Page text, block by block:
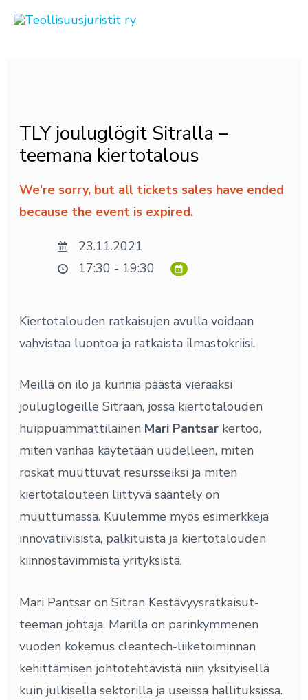
Siirry
TLY jouluglögit Sitralla –
teemana kiertotalous
We're sorry, but all tickets sales have ended
because the event is expired.
23.11.2021
17:30 - 19:30
Kiertotalouden ratkaisujen avulla voidaan
vahvistaa luontoa ja ratkaista ilmastokriisi.
Meillä on ilo ja kunnia päästä vieraaksi
jouluglögeille Sitraan, jossa kiertotalouden
huippuammattilainen Mari Pantsarkertoo,
miten vanhaa käytetään uudelleen, miten
roskat muuttuvat resursseiksi ja miten
kiertotalouteen liittyvä sääntely on
muuttumassa. Kuulemme myös esimerkkejä
innovatiivisista, palkituista ja kiertotalouden
kiinnostavimmista yrityksistä.
Mari Pantsar on Sitran Kestävyysratkaisut-
teeman johtaja. Marilla on parinkymmenen
vuoden kokemus cleantech-liiketoiminnan
kehittämisen johtotehtävistä niin yksityisellä
kuin julkisella sektorilla ja useissa hallituksissa.